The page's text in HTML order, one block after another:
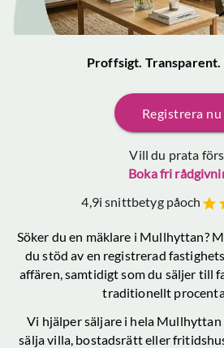
Proffsigt. Transparent.
Registrera nu
Vill du prata
Boka fri
4,9i snittbetyg påoch
Söker du en mäklare i Mullhyttan?
du stöd av en registrerad
affären, samtidigt som du säljer till
traditionellt
Vi hjälper säljare i hela Mullhyttan
sälja villa, bostadsrätt eller